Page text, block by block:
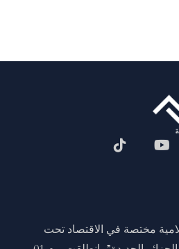
مختصة في الاقتصاد تحت